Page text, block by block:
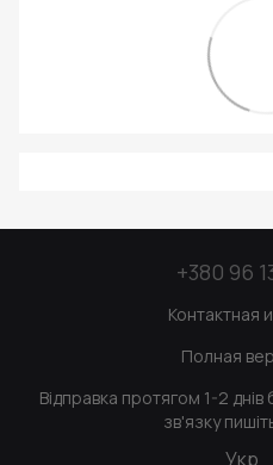
+380 96
Контактная
Полная
Відправка протягом 1-2
зв'язку
Укр